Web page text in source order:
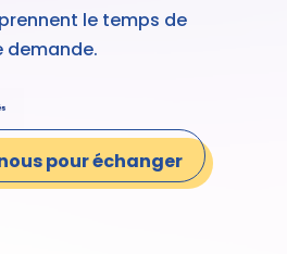
le temps de
demande.
pour échanger